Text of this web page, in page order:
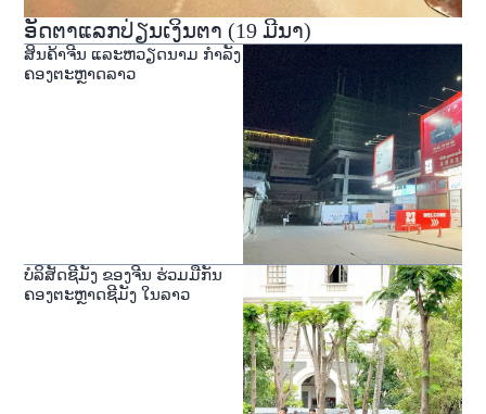
ອັດຕາແລກປ່ຽນເງິນຕາ (19 ມີນາ)
ສິນຄ້າຈີນ ແລະຫວຽດນາມ ກໍາລັງ
ຄອງຕະຫຼາດລາວ
ບໍລິສັດຊີມັງ ຂອງຈີນ ຮ່ວມມືກັນ
ຄອງຕະຫຼາດຊີມັງ ໃນລາວ